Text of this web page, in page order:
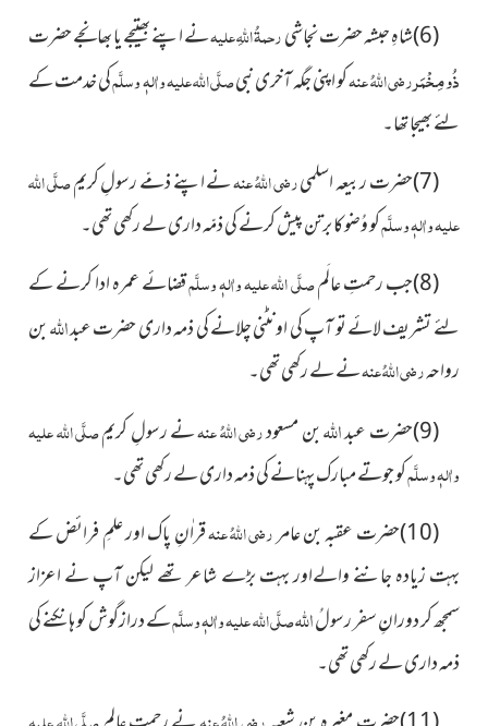
(6)شاہِ حبشہ حضرت نجاشی
رحمۃُ اللہِ علیہنے اپنے بھتیجے یا بھانجے حضرت
ذُو مِخْمَررضی اللہُ عنہکو اپنی جگہ آخری نبیصلَّی اللہ علیہ واٰلہٖ وسلَّمکی خدمت کے
لئے بھیجا تھا۔
(7)حضرت ربیعہ اسلمی
رضی اللہُ عنہنے اپنے ذمّے رسولِ کریمصلَّی اللہ
علیہ واٰلہٖ وسلَّمکو وُضو کا برتن پیش کرنے کی ذمّہ داری لے رکھی تھی۔
(8)جب رحمتِ عالَم
صلَّی اللہ علیہ واٰلہٖ وسلَّمقضائے عمرہ ادا کرنےکے
لئے تشریف لائے تو آپ کی اونٹنی چلانے کی ذمہ داری حضرت عبداللہبن
رواحہرضی اللہُ عنہنے لے رکھی تھی۔
(9)حضرت عبد
اللہبن مسعودرضی اللہُ عنہنے رسولِ کریمصلَّی اللہ علیہ
واٰلہٖ وسلَّمکو جوتے مبارک پہنانے کی ذمہ داری لے رکھی تھی۔
(10)حضرت عقبہ بن عامر
رضی اللہُ عنہقراٰنِ پاک اور علمِ فرائض کے
بہت زیادہ جاننے والےاور بہت بڑے شاعر تھے لیکن آپ نے اعزاز
سمجھ کر دورانِ سفر رسولُاللہصلَّی اللہ علیہ واٰلہٖ وسلَّمکے درازگوش کو ہانکنے کی
ذمہ داری لے رکھی تھی۔